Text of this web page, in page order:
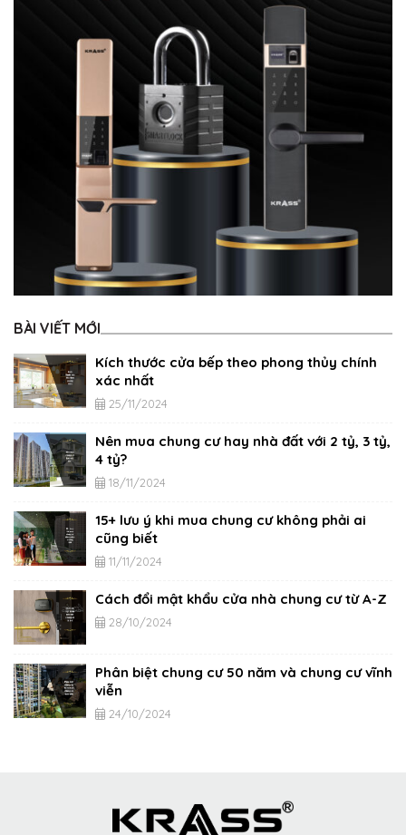
BÀI VIẾT MỚI
Kích thước cửa bếp theo phong thủy chính
xác nhất
25/11/2024
Nên mua chung cư hay nhà đất với 2 tỷ, 3 tỷ,
4 tỷ?
18/11/2024
15+ lưu ý khi mua chung cư không phải ai
cũng biết
11/11/2024
Cách đổi mật khẩu cửa nhà chung cư từ A-Z
28/10/2024
Phân biệt chung cư 50 năm và chung cư vĩnh
viễn
24/10/2024